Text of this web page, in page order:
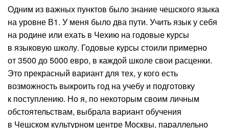
Одним из важных пунктов было знание чешского языка
на уровне В1. У меня было два пути. Учить язык у себя
на родине или ехать в Чехию на годовые курсы
в языковую школу. Годовые курсы стоили примерно
от 3500 до 5000 евро, в каждой школе свои расценки.
Это прекрасный вариант для тех, у кого есть
возможность выкроить год на учебу и подготовку
к поступлению. Но я, по некоторым своим личным
обстоятельствам, выбрала вариант обучения
в Чешском культурном центре Москвы, параллельно